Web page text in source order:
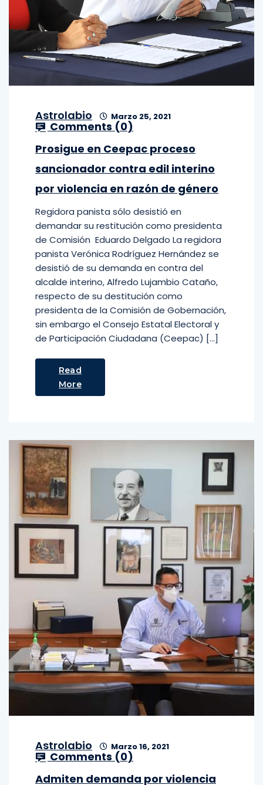
Astrolabio Marzo 25, 2021
Comments (0)
Prosigue en Ceepac proceso
sancionador contra edil interino
por violencia en razón de género
Regidora panista sólo desistió en
demandar su restitución como presidenta
de Comisión Eduardo Delgado La regidora
panista Verónica Rodríguez Hernández se
desistió de su demanda en contra del
alcalde interino, Alfredo Lujambio Cataño,
respecto de su destitución como
presidenta de la Comisión de Gobernación,
sin embargo el Consejo Estatal Electoral y
de Participación Ciudadana (Ceepac) […]
Read
More
Astrolabio Marzo 16, 2021
Comments (0)
Admiten demanda por violencia